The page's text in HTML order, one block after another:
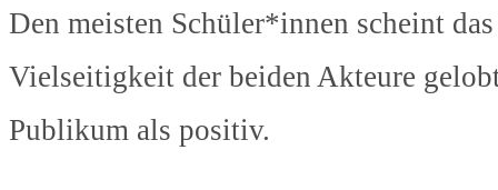
Den meisten Schüler*innen scheint
Vielseitigkeit der beiden Akteure
Publikum als positiv.